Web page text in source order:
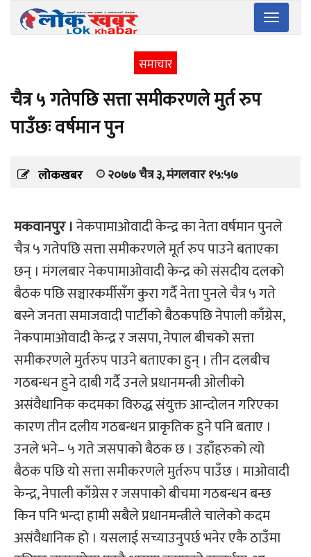
Toggle
समाचार
चैत्र ५ गतेपछि सत्ता समीकरणले मुर्त रुप
पाउँछः वर्षमान पुन
लोकखबर २०७७ चैत्र ३, मंगलवार १५:५७
मकवानपुर ।नेकपामाओवादी केन्द्र का नेता वर्षमान पुनले
चैत्र ५ गतेपछि सत्ता समीकरणले मूर्त रुप पाउने बताएका
छन् । मंगलबार नेकपामाओवादी केन्द्र को संसदीय दलको
बैठक पछि सञ्चारकर्मीसँग कुरा गर्दै नेता पुनले चैत्र ५ गते
बस्ने जनता समाजवादी पार्टीको बैठकपछि नेपाली काँग्रेस,
नेकपामाओवादी केन्द्र र जसपा, नेपाल बीचको सत्ता
समीकरणले मुर्तरुप पाउने बताएका हुन् । तीन दलबीच
गठबन्धन हुने दाबी गर्दै उनले प्रधानमन्त्री ओलीको
असंवैधानिक कदमका विरुद्ध संयुक्त आन्दोलन गरिएका
कारण तीन दलीय गठबन्धन प्राकृतिक हुने पनि बताए ।
उनले भने– ५ गते जसपाको बैठक छ । उहाँहरुको त्यो
बैठक पछि यो सत्ता समीकरणले मुर्तरुप पाउँछ । माओवादी
केन्द्र, नेपाली काँग्रेस र जसपाको बीचमा गठबन्धन बन्छ
किन पनि भन्दा हामी सबैले प्रधानमन्त्रीले चालेको कदम
असंवैधानिक हो । यसलाई सच्याउनुपर्छ भनेर एकै ठाउँमा